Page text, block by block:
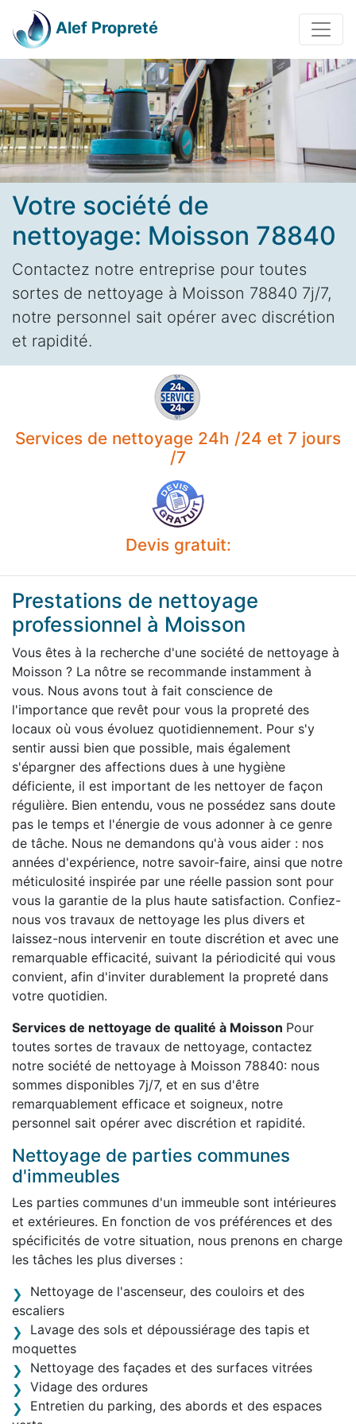
Alef Propreté
Votre société de
nettoyage: Moisson 78840
Contactez notre entreprise pour toutes
sortes de nettoyage à Moisson 78840 7j/7,
notre personnel sait opérer avec discrétion
et rapidité.
Services de nettoyage 24h /24 et 7 jours
/7
Devis gratuit:
Prestations de nettoyage
professionnel à Moisson
Vous êtes à la recherche d'une société de nettoyage à
Moisson ? La nôtre se recommande instamment à
vous. Nous avons tout à fait conscience de
l'importance que revêt pour vous la propreté des
locaux où vous évoluez quotidiennement. Pour s'y
sentir aussi bien que possible, mais également
s'épargner des affections dues à une hygiène
déficiente, il est important de les nettoyer de façon
régulière. Bien entendu, vous ne possédez sans doute
pas le temps et l'énergie de vous adonner à ce genre
de tâche. Nous ne demandons qu'à vous aider : nos
années d'expérience, notre savoir-faire, ainsi que notre
méticulosité inspirée par une réelle passion sont pour
vous la garantie de la plus haute satisfaction. Confiez-
nous vos travaux de nettoyage les plus divers et
laissez-nous intervenir en toute discrétion et avec une
remarquable efficacité, suivant la périodicité qui vous
convient, afin d'inviter durablement la propreté dans
votre quotidien.
Services de nettoyage de qualité à Moisson Pour
toutes sortes de travaux de nettoyage, contactez
notre société de nettoyage à Moisson 78840: nous
sommes disponibles 7j/7, et en sus d'être
remarquablement efficace et soigneux, notre
personnel sait opérer avec discrétion et rapidité.
Nettoyage de parties communes
d'immeubles
Les parties communes d'un immeuble sont intérieures
et extérieures. En fonction de vos préférences et des
spécificités de votre situation, nous prenons en charge
les tâches les plus diverses :
Nettoyage de l'ascenseur, des couloirs et des
escaliers
Lavage des sols et dépoussiérage des tapis et
moquettes
Nettoyage des façades et des surfaces vitrées
Vidage des ordures
Entretien du parking, des abords et des espaces